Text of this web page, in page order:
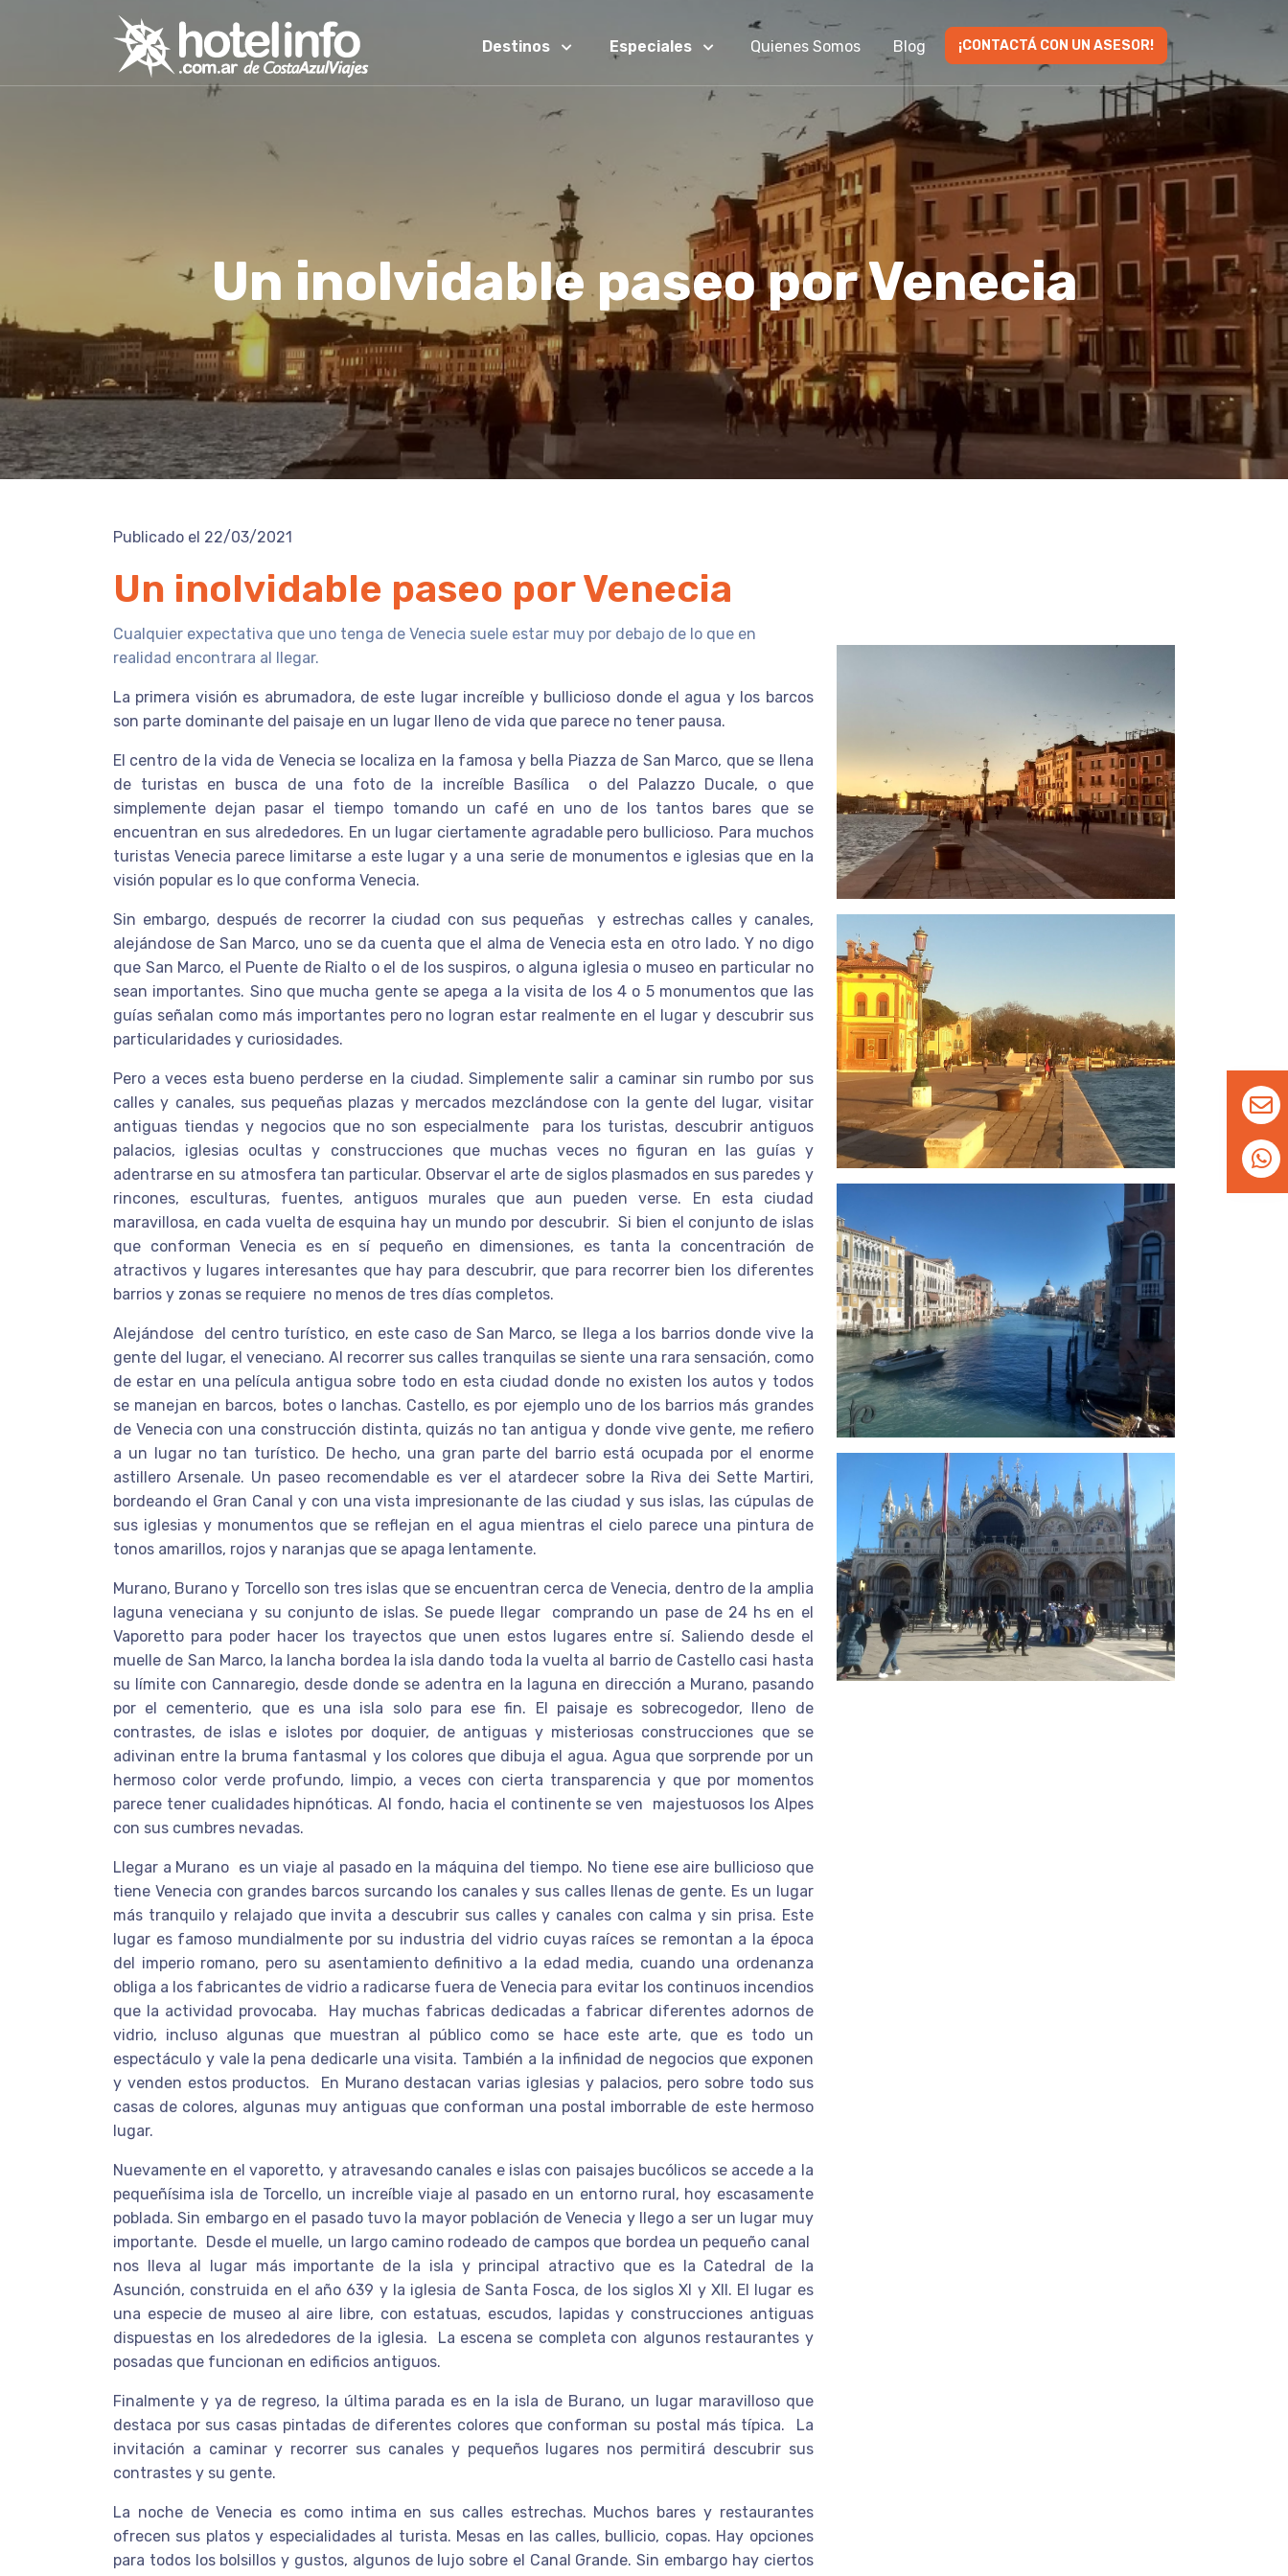
Destinos Especiales Quienes Somos Blog ¡CONTACTÁ CON UN ASESOR!
Un inolvidable paseo por Venecia
Publicado el 22/03/2021
Un inolvidable paseo por Venecia
Cualquier expectativa que uno tenga de Venecia suele estar muy por debajo de lo que en
realidad encontrara al llegar.
La primera visión es abrumadora, de este lugar increíble y bullicioso donde el agua y los barcos
son parte dominante del paisaje en un lugar lleno de vida que parece no tener pausa.
El centro de la vida de Venecia se localiza en la famosa y bella Piazza de San Marco, que se llena
de turistas en busca de una foto de la increíble Basílica o del Palazzo Ducale, o que
simplemente dejan pasar el tiempo tomando un café en uno de los tantos bares que se
encuentran en sus alrededores. En un lugar ciertamente agradable pero bullicioso. Para muchos
turistas Venecia parece limitarse a este lugar y a una serie de monumentos e iglesias que en la
visión popular es lo que conforma Venecia.
Sin embargo, después de recorrer la ciudad con sus pequeñas y estrechas calles y canales,
alejándose de San Marco, uno se da cuenta que el alma de Venecia esta en otro lado. Y no digo
que San Marco, el Puente de Rialto o el de los suspiros, o alguna iglesia o museo en particular no
sean importantes. Sino que mucha gente se apega a la visita de los 4 o 5 monumentos que las
guías señalan como más importantes pero no logran estar realmente en el lugar y descubrir sus
particularidades y curiosidades.
Pero a veces esta bueno perderse en la ciudad. Simplemente salir a caminar sin rumbo por sus
calles y canales, sus pequeñas plazas y mercados mezclándose con la gente del lugar, visitar
antiguas tiendas y negocios que no son especialmente para los turistas, descubrir antiguos
palacios, iglesias ocultas y construcciones que muchas veces no figuran en las guías y
adentrarse en su atmosfera tan particular. Observar el arte de siglos plasmados en sus paredes y
rincones, esculturas, fuentes, antiguos murales que aun pueden verse. En esta ciudad
maravillosa, en cada vuelta de esquina hay un mundo por descubrir. Si bien el conjunto de islas
que conforman Venecia es en sí pequeño en dimensiones, es tanta la concentración de
atractivos y lugares interesantes que hay para descubrir, que para recorrer bien los diferentes
barrios y zonas se requiere no menos de tres días completos.
Alejándose del centro turístico, en este caso de San Marco, se llega a los barrios donde vive la
gente del lugar, el veneciano. Al recorrer sus calles tranquilas se siente una rara sensación, como
de estar en una película antigua sobre todo en esta ciudad donde no existen los autos y todos
se manejan en barcos, botes o lanchas. Castello, es por ejemplo uno de los barrios más grandes
de Venecia con una construcción distinta, quizás no tan antigua y donde vive gente, me refiero
a un lugar no tan turístico. De hecho, una gran parte del barrio está ocupada por el enorme
astillero Arsenale. Un paseo recomendable es ver el atardecer sobre la Riva dei Sette Martiri,
bordeando el Gran Canal y con una vista impresionante de las ciudad y sus islas, las cúpulas de
sus iglesias y monumentos que se reflejan en el agua mientras el cielo parece una pintura de
tonos amarillos, rojos y naranjas que se apaga lentamente.
Murano, Burano y Torcello son tres islas que se encuentran cerca de Venecia, dentro de la amplia
laguna veneciana y su conjunto de islas. Se puede llegar comprando un pase de 24 hs en el
Vaporetto para poder hacer los trayectos que unen estos lugares entre sí. Saliendo desde el
muelle de San Marco, la lancha bordea la isla dando toda la vuelta al barrio de Castello casi hasta
su límite con Cannaregio, desde donde se adentra en la laguna en dirección a Murano, pasando
por el cementerio, que es una isla solo para ese fin. El paisaje es sobrecogedor, lleno de
contrastes, de islas e islotes por doquier, de antiguas y misteriosas construcciones que se
adivinan entre la bruma fantasmal y los colores que dibuja el agua. Agua que sorprende por un
hermoso color verde profundo, limpio, a veces con cierta transparencia y que por momentos
parece tener cualidades hipnóticas. Al fondo, hacia el continente se ven majestuosos los Alpes
con sus cumbres nevadas.
Llegar a Murano es un viaje al pasado en la máquina del tiempo. No tiene ese aire bullicioso que
tiene Venecia con grandes barcos surcando los canales y sus calles llenas de gente. Es un lugar
más tranquilo y relajado que invita a descubrir sus calles y canales con calma y sin prisa. Este
lugar es famoso mundialmente por su industria del vidrio cuyas raíces se remontan a la época
del imperio romano, pero su asentamiento definitivo a la edad media, cuando una ordenanza
obliga a los fabricantes de vidrio a radicarse fuera de Venecia para evitar los continuos incendios
que la actividad provocaba. Hay muchas fabricas dedicadas a fabricar diferentes adornos de
vidrio, incluso algunas que muestran al público como se hace este arte, que es todo un
espectáculo y vale la pena dedicarle una visita. También a la infinidad de negocios que exponen
y venden estos productos. En Murano destacan varias iglesias y palacios, pero sobre todo sus
casas de colores, algunas muy antiguas que conforman una postal imborrable de este hermoso
lugar.
Nuevamente en el vaporetto, y atravesando canales e islas con paisajes bucólicos se accede a la
pequeñísima isla de Torcello, un increíble viaje al pasado en un entorno rural, hoy escasamente
poblada. Sin embargo en el pasado tuvo la mayor población de Venecia y llego a ser un lugar muy
importante. Desde el muelle, un largo camino rodeado de campos que bordea un pequeño canal
nos lleva al lugar más importante de la isla y principal atractivo que es la Catedral de la
Asunción, construida en el año 639 y la iglesia de Santa Fosca, de los siglos XI y XII. El lugar es
una especie de museo al aire libre, con estatuas, escudos, lapidas y construcciones antiguas
dispuestas en los alrededores de la iglesia. La escena se completa con algunos restaurantes y
posadas que funcionan en edificios antiguos.
Finalmente y ya de regreso, la última parada es en la isla de Burano, un lugar maravilloso que
destaca por sus casas pintadas de diferentes colores que conforman su postal más típica. La
invitación a caminar y recorrer sus canales y pequeños lugares nos permitirá descubrir sus
contrastes y su gente.
La noche de Venecia es como intima en sus calles estrechas. Muchos bares y restaurantes
ofrecen sus platos y especialidades al turista. Mesas en las calles, bullicio, copas. Hay opciones
para todos los bolsillos y gustos, algunos de lujo sobre el Canal Grande. Sin embargo hay ciertos